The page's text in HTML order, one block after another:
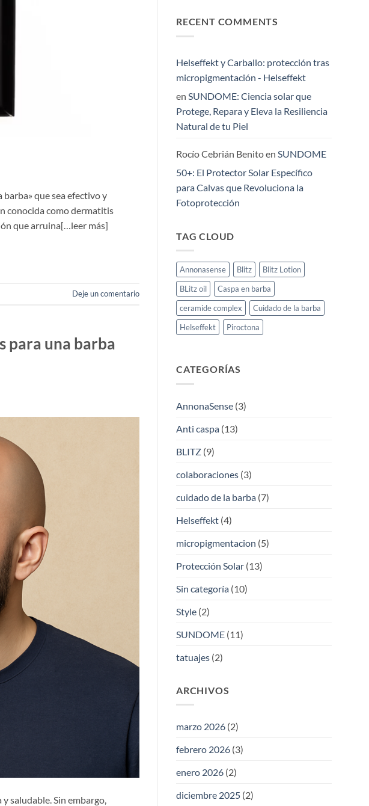
barba» que sea efectivo y
conocida como dermatitis
que arruina[…leer más]
Deje un comentario
para una barba
saludable. Sin embargo,
masculino
perfecta:
y
cutánea
en
Protegiendo
el
área
olvidada
en
fotoprotección
RECENT COMMENTS
Helseffekt y Carballo: protección tras
micropigmentación - Helseffekt
en SUNDOME: Ciencia solar que
Protege, Repara y Eleva la Resiliencia
Natural de tu Piel
Rocío Cebrián Benitoen SUNDOME
50+: El Protector Solar Específico
para Calvas que Revoluciona la
Fotoprotección
TAG CLOUD
Annonasense Blitz
Blitz Lotion
BLitz oil
Caspa en barba
ceramide complex
Cuidado de la barba
Helseffekt
Piroctona
CATEGORÍAS
AnnonaSense (3)
Anti caspa (13)
BLITZ (9)
colaboraciones (3)
cuidado de la barba (7)
Helseffekt (4)
micropigmentacion (5)
Protección Solar (13)
Sin categoría (10)
Style (2)
SUNDOME (11)
tatuajes (2)
ARCHIVOS
marzo 2026 (2)
febrero 2026 (3)
enero 2026 (2)
diciembre 2025 (2)